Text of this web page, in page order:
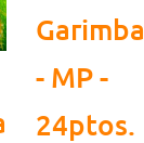
Garimba
- MP -
24ptos.